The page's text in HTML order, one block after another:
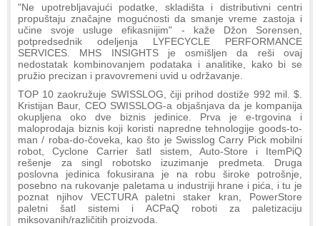
"Ne upotrebljavajući podatke, skladišta i distributivni centri
propuštaju značajne mogućnosti da smanje vreme zastoja i
učine svoje usluge efikasnijim" - kaže Džon Sorensen,
potpredsednik odeljenja LYFECYCLE PERFORMANCE
SERVICES. MHS INSIGHTS je osmišljen da reši ovaj
nedostatak kombinovanjem podataka i analitike, kako bi se
pružio precizan i pravovremeni uvid u održavanje.
TOP 10 zaokružuje SWISSLOG, čiji prihod dostiže 992 mil. $.
Kristijan Baur, CEO SWISSLOG-a objašnjava da je kompanija
okupljena oko dve biznis jedinice. Prva je e-trgovina i
maloprodaja biznis koji koristi napredne tehnologije goods-to-
man / roba-do-čoveka, kao što je Swisslog Carry Pick mobilni
robot, Cyclone Carrier šatl sistem, Auto-Store i ItemPiQ
rešenje za singl robotsko izuzimanje predmeta. Druga
poslovna jedinica fokusirana je na robu široke potrošnje,
posebno na rukovanje paletama u industriji hrane i pića, i tu je
poznat njihov VECTURA paletni staker kran, PowerStore
paletni šatl sistemi i ACPaQ roboti za paletizaciju
miksovanih/različitih proizvoda.